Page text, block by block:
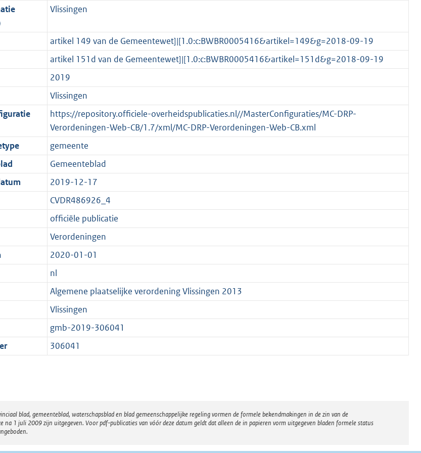
o
t
e
:
2
K
b
o
t
t
e
2
K
b
Vlissingen
artikel 149 van de Gemeentewet]|[1.0:c:BWBR0005416&artikel=149&g=2018-09-19
artikel 151d van de Gemeentewet]|[1.0:c:BWBR0005416&artikel=151d&g=2018-09-19
2019
Vlissingen
https://repository.officiele-overheidspublicaties.nl//MasterConfiguraties/MC-DRP-
Verordeningen-Web-CB/1.7/xml/MC-DRP-Verordeningen-Web-CB.xml
gemeente
Gemeenteblad
2019-12-17
CVDR486926_4
officiële publicatie
Verordeningen
2020-01-01
nl
Algemene plaatselijke verordening Vlissingen 2013
Vlissingen
gmb-2019-306041
306041
blad, gemeenteblad, waterschapsblad en blad gemeenschappelijke regeling vormen de formele bekendmakingen in de zin van de
na 1 juli 2009 zijn uitgegeven. Voor pdf-publicaties van vóór deze datum geldt dat alleen de in papieren vorm uitgegeven bladen formele status